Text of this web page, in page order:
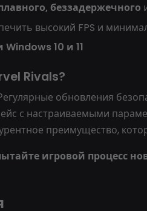
беззадержечного
высокий FPS и
10 и 11
Rivals?
обновления
с настраиваемыми
преимущество,
игровой процесс